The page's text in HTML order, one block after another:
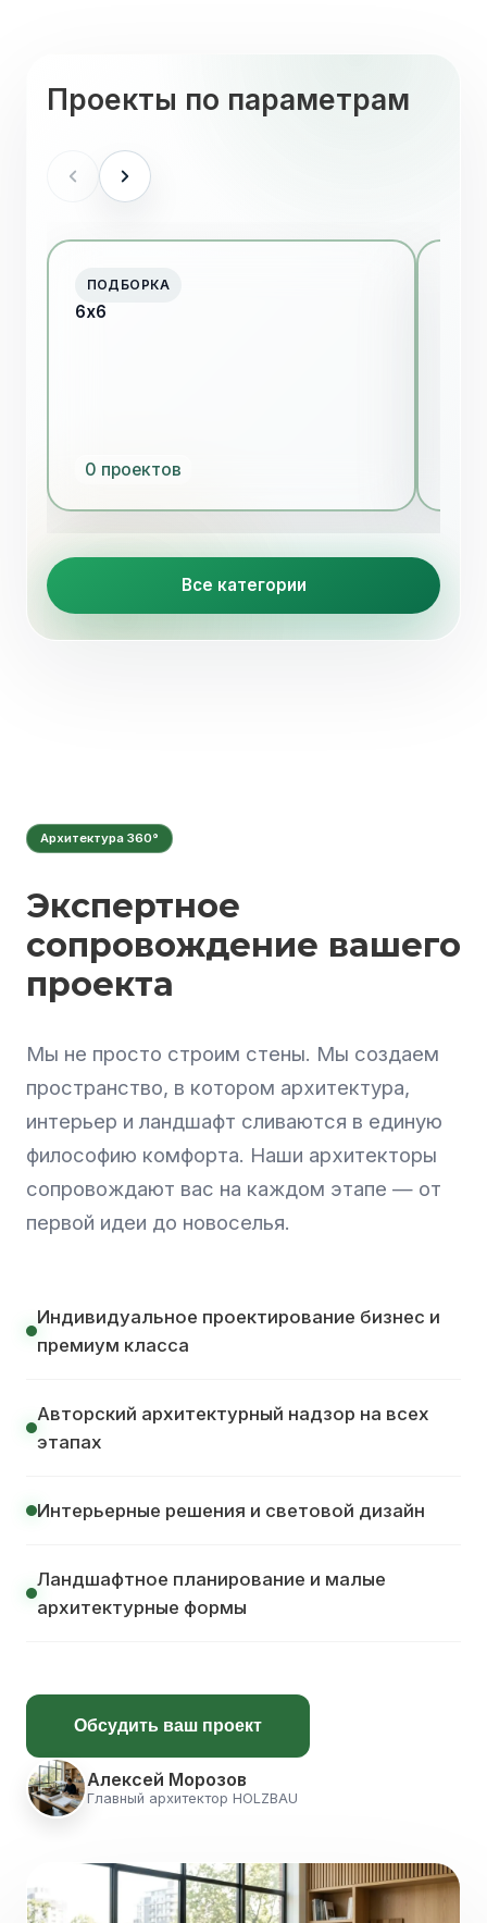
Проекты по параметрам
ПОДБОРКА
6х6
0 проектов
Все категории
Архитектура 360°
Экспертное
сопровождение вашего
проекта
Мы не просто строим стены. Мы создаем
пространство, в котором архитектура,
интерьер и ландшафт сливаются в единую
философию комфорта. Наши архитекторы
сопровождают вас на каждом этапе — от
первой идеи до новоселья.
Индивидуальное проектирование бизнес и
премиум класса
Авторский архитектурный надзор на всех
этапах
Интерьерные решения и световой дизайн
Ландшафтное планирование и малые
архитектурные формы
Обсудить ваш проект
Алексей Морозов
Главный архитектор HOLZBAU